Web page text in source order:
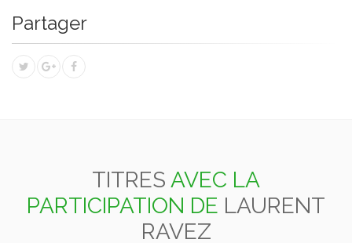
Partager
TITRES AVEC LA
PARTICIPATION DE LAURENT
RAVEZ